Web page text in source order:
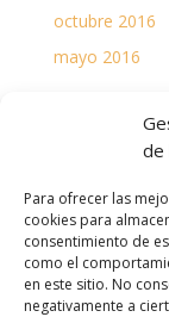
de
Para ofrecer las
cookies para
consentimiento de
como el
en este sitio. No
negativamente a
octubre 2016
mayo 2016
Categorías
Sin categoría
Meta
Acceder